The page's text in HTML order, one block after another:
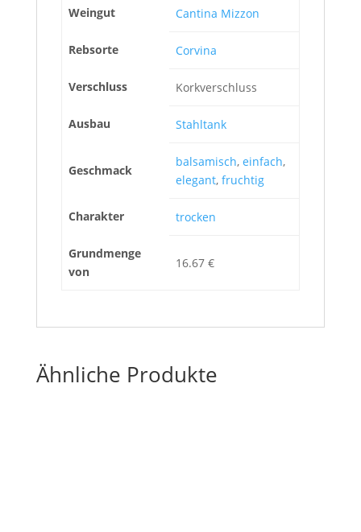
Weingut Cantina Mizzon
Rebsorte Corvina
Verschluss Korkverschluss
Ausbau Stahltank
Geschmack
balsamisch, einfach,
elegant, fruchtig
Charakter trocken
Grundmenge
von
16.67 €
Ähnliche Produkte